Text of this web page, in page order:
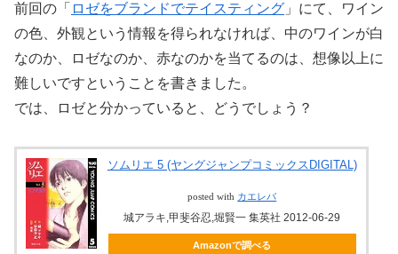
前回の「 ロゼをブランドでテイスティング 」にて、ワイン
の色、外観という情報を得られなければ、中のワインが白
なのか、ロゼなのか、赤なのかを当てるのは、想像以上に
難しいですということを書きました。
では、ロゼと分かっていると、どうでしょう？
ソムリエ 5 (ヤングジャンプコミックスDIGITAL)
posted with カエレバ
城アラキ,甲斐谷忍,堀賢一 集英社 2012-06-29
Amazonで調べる